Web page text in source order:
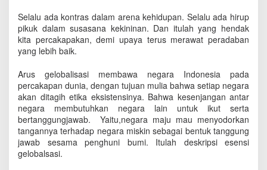
o
p
o
n
o
b
a
i
s
Selalu ada kontras dalam arena kehidupan. Selalu ada hirup
pikuk dalam susasana kekininan. Dan itulah yang hendak
kita percakapakan, demi upaya terus merawat peradaban
yang lebih baik.
Arus gelobalisasi membawa negara Indonesia pada
percakapan dunia, dengan tujuan mulia bahwa setiap negara
akan ditagih etika eksistensinya. Bahwa kesenjangan antar
negara membutuhkan negara lain untuk ikut serta
bertanggungjawab. Yaitu,negara maju mau menyodorkan
tangannya terhadap negara miskin sebagai bentuk tanggung
jawab sesama penghuni bumi. Itulah deskripsi esensi
gelobalsasi.